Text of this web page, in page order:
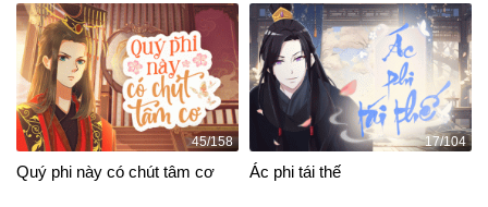
45/158
Quý phi này có chút tâm cơ
17/104
Ác phi tái thế